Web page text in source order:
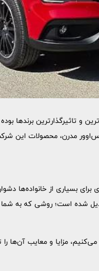
و تاثیرگذارترین برندها
مدرن، محصولات این شرکت
بسیاری از خانواده‌ها
شده است؛ روشی که به
می‌کنیم، مزایا و معایب